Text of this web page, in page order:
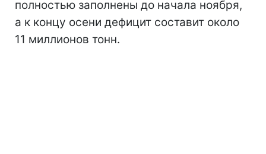
полностью заполнены до начала ноября,
а к концу осени дефицит составит около
11 миллионов тонн.